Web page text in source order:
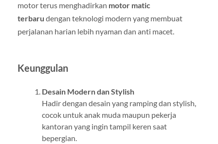
motor terus menghadirkan motor matic
terbaru dengan teknologi modern yang membuat
perjalanan harian lebih nyaman dan anti macet.
Keunggulan
Desain Modern dan Stylish
Hadir dengan desain yang ramping dan stylish,
cocok untuk anak muda maupun pekerja
kantoran yang ingin tampil keren saat
bepergian.